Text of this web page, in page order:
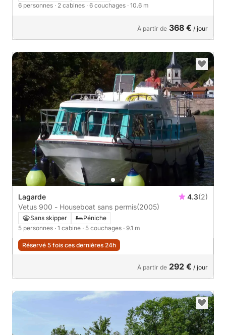
6 personnes · 2 cabines · 6 couchages · 10.6 m
À partir de 368 € / jour
Lagarde 4.3(2)
Vetus 900 - Houseboat sans permis(2005)
Sans skipper
Péniche
5 personnes · 1 cabine · 5 couchages · 9.1 m
Réservé 5 fois ces dernières 24h
À partir de 292 € / jour